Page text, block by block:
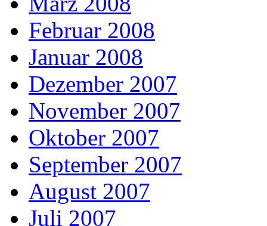
Februar 2008
Januar 2008
Dezember 2007
November 2007
Oktober 2007
September 2007
August 2007
Juli 2007